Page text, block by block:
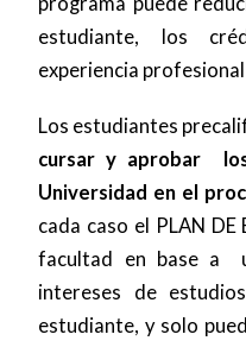
estudiante, los
experiencia
Los estudiantes
cursar y aprobar
Universidad en el
cada caso el PLAN
facultad en base a
intereses de
estudiante, y solo